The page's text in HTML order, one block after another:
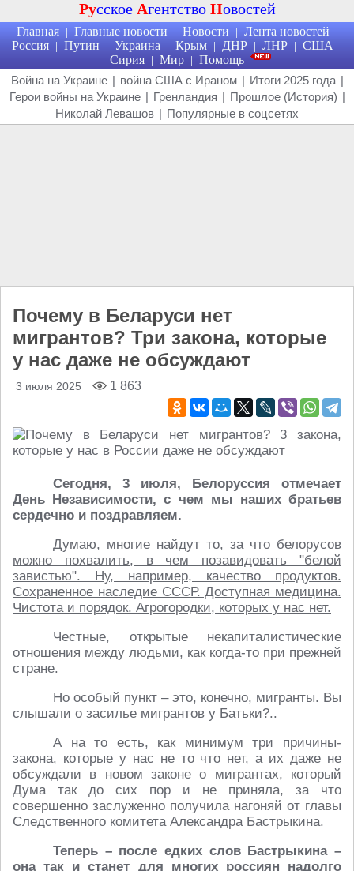
Русское Агентство Новостей
Главная | Главные новости | Новости | Лента новостей |
Россия | Путин | Украина | Крым | ДНР | ЛНР | США |
Сирия | Мир | Помощь
Война на Украине | война США с Ираном | Итоги 2025 года |
Герои войны на Украине | Гренландия | Прошлое (История) |
Николай Левашов | Популярные в соцсетях
Почему в Беларуси нет
мигрантов? Три закона, которые
у нас даже не обсуждают
3 июля 2025 1 863
Сегодня, 3 июля, Белоруссия отмечает
День Независимости, с чем мы наших братьев
сердечно и поздравляем.
Думаю, многие найдут то, за что белорусов
можно похвалить, в чем позавидовать "белой
завистью". Ну, например, качество продуктов.
Сохраненное наследие СССР. Доступная медицина.
Чистота и порядок. Агрогородки, которых у нас нет.
Честные, открытые некапиталистические
отношения между людьми, как когда-то при прежней
стране.
Но особый пункт – это, конечно, мигранты. Вы
слышали о засилье мигрантов у Батьки?..
А на то есть, как минимум три причины-
закона, которые у нас не то что нет, а их даже не
обсуждали в новом законе о мигрантах, который
Дума так до сих пор и не приняла, за что
совершенно заслуженно получила нагоняй от главы
Следственного комитета Александра Бастрыкина.
Теперь – после едких слов Бастрыкина –
она так и станет для многих россиян надолго